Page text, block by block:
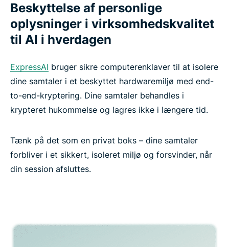
Beskyttelse af personlige
oplysninger i virksomhedskvalitet
til AI i hverdagen
ExpressAI bruger sikre computerenklaver til at isolere
dine samtaler i et beskyttet hardwaremiljø med end-
to-end-kryptering. Dine samtaler behandles i
krypteret hukommelse og lagres ikke i længere tid.
Tænk på det som en privat boks – dine samtaler
forbliver i et sikkert, isoleret miljø og forsvinder, når
din session afsluttes.